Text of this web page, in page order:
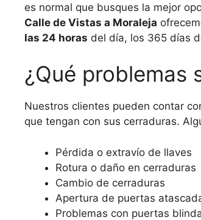
es normal que busques la mejor
Calle de Vistas a Moraleja
las 24 horas del día, los 365 días
¿Qué problemas
Nuestros clientes pueden contar
que tengan con sus cerraduras.
Pérdida o extravío de llaves
Rotura o daño en cerraduras
Cambio de cerraduras
Apertura de puertas
Problemas con puertas